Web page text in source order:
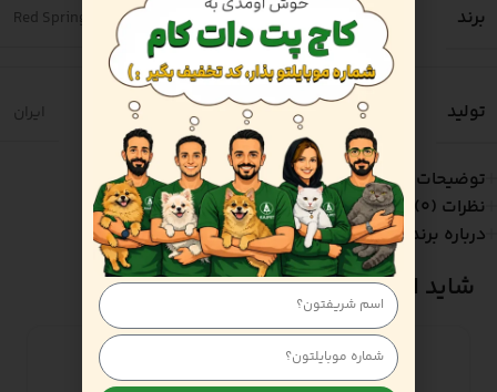
برند Red Spring
تولید ایران
توضیحات
نظرات (0)
درباره برند
شاید اینا هم به دردتون بخوره!